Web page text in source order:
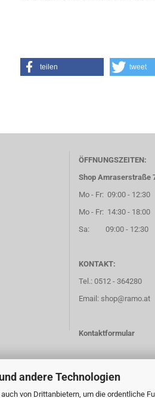
andere Technologien
von Drittanbietern, um die ordentliche
teilen tweet
ÖFFNUNGSZEITEN:
Shop Amraserstraße
Mo - Fr: 09:00 - 12:30
Mo - Fr: 14:30 - 18:00
Sa: 09:00 - 12:30
KONTAKT:
Tel.: 0512 - 364280
Email: shop@ramo.at
Kontaktformular